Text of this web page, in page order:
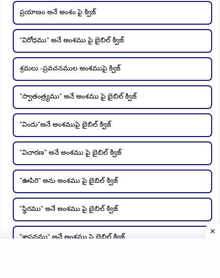
ప్రయాణం అనే అంశం పై క్విజ్
"విరోధము" అనే అంశము పై బైబిల్ క్విజ్
శ్రమలు -ప్రవచనముల అంశముపై క్విజ్
"స్వాతంత్ర్యము" అనే అంశము పై బైబిల్ క్విజ్
"విందు"అనే అంశముపై బైబిల్ క్విజ్
"విచారణ" అనే అంశము పై బైబిల్ క్విజ్
"ఊపిరి" అను అంశము పై బైబిల్ క్విజ్
"స్థిరము" అనే అంశము పై బైబిల్ క్విజ్
"శాసనము" అనే అంశము పై బైబిల్ క్విజ్